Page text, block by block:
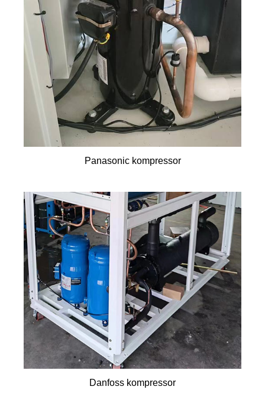
Panasonic kompressor
Danfoss kompressor